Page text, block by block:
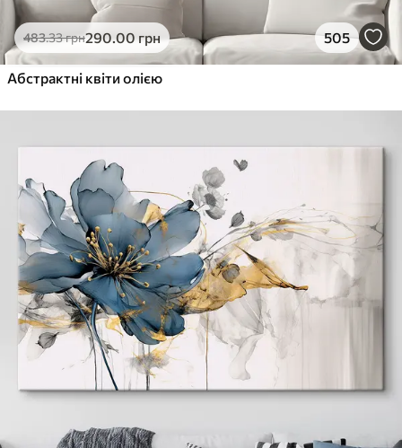
483.33грн290.00грн 505
Абстрактні квіти олією